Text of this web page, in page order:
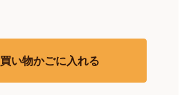
買い物かごに入れる